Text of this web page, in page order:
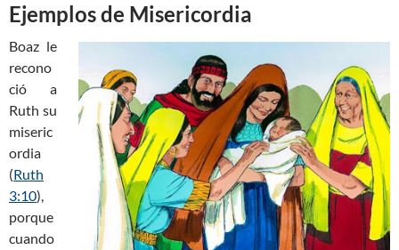
Ejemplos de Misericordia
Boaz le
recono
ció a
Ruth su
miseric
ordia
(Ruth
3:10),
porque
cuando